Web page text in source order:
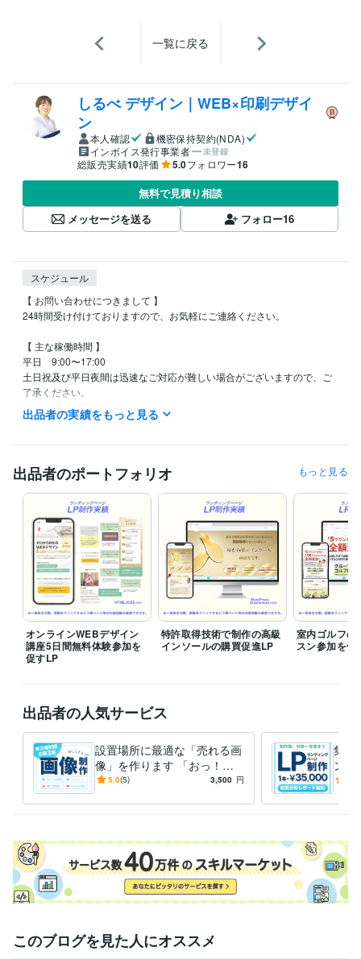
一覧に戻る
しるべ デザイン｜WEB×印刷デザイ
ン
本人確認
機密保持契約(NDA)
インボイス発行事業者
未登録
総販売実績10評価 5.0フォロワー16
無料で見積り相談
メッセージを送る
フォロー16
スケジュール
【 お問い合わせにつきまして 】
24時間受け付けておりますので、お気軽にご連絡ください。
【 主な稼働時間 】
平日　9:00〜17:00
土日祝及び平日夜間は迅速なご対応が難しい場合がございますので、ご
了承ください。
【 納期につきまして 】
経験職種
デザイナー / Webデザイナー 経験年数 : 1年
カスタマーサポート・カスタマーサクセス / カスタマーサポート・ヘ
ルプデスク
経験年数 : 3年
ライフスタイル・その他 / 講師・インストラクター 経験年数 : 1年
ライフスタイル・その他 / 公務員 経験年数 : 3年
職歴
しるべデザイン 2024年5月 ~ 現在
労働局助成金申請相談員 2021年3月 ~ 2022年5月
労働局助成金事務職員 2019年5月 ~ 2021年2月
兵庫県内の公立小学校 2013年3月 ~ 2015年2月
中学校教諭免許 取得年 : 2012年
プログラミング言語・フレームワーク
CSS:1年HTML:1年
Wix:1年Google スプレッドシート:1年Google スライド:1年
Filmora:1年Canva:1年Figma:1年Photopea:1年Affinity Photo:0年
Adobe Illustrator:1年Affinity Designer:0年WordPress:1年
Adobe Firefly:0年
Adobe Premiere Pro:0年
出品者の実績をもっと見る
出品者のポートフォリオ もっと見る
オンラインWEBデザイン
講座5日間無料体験参加を
促すLP
特許取得技術で制作の高級
インソールの購買促進LP
室内ゴルフの
スン参加を促
出品者の人気サービス
設置場所に最適な「売れる画
像」を作ります 「おっ！」
と目を引く。集客と成約を加
5.0(5) 3,500 円
集客
ング
制作
す！
このブログを見た人にオススメ